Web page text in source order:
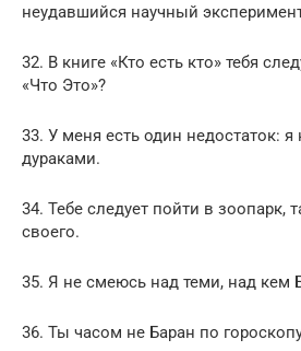
неудавшийся научный
32. В книге «Кто есть кто» тебя
«Что Это»?
33. У меня есть один недостаток:
дураками.
34. Тебе следует пойти в зоопарк,
своего.
35. Я не смеюсь над теми, над кем
36. Ты часом не Баран по